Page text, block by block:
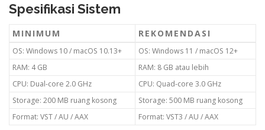
Spesifikasi Sistem
MINIMUM REKOMENDASI
OS: Windows 10 / macOS 10.13+
OS: Windows 11 / macOS 12+
RAM: 4 GB
RAM: 8 GB atau lebih
CPU: Dual-core 2.0 GHz
CPU: Quad-core 3.0 GHz
Storage: 200 MB ruang kosong
Storage: 500 MB ruang kosong
Format: VST / AU / AAX
Format: VST3 / AU / AAX